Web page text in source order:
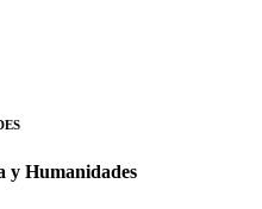
y Humanidades